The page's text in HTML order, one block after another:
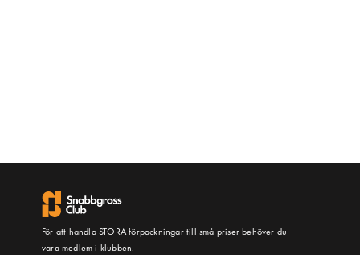
För att handla STORA förpackningar till små priser behöver du
vara medlem i klubben.